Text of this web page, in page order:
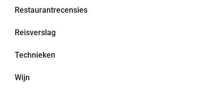
Restaurantrecensies
Reisverslag
Technieken
Wijn